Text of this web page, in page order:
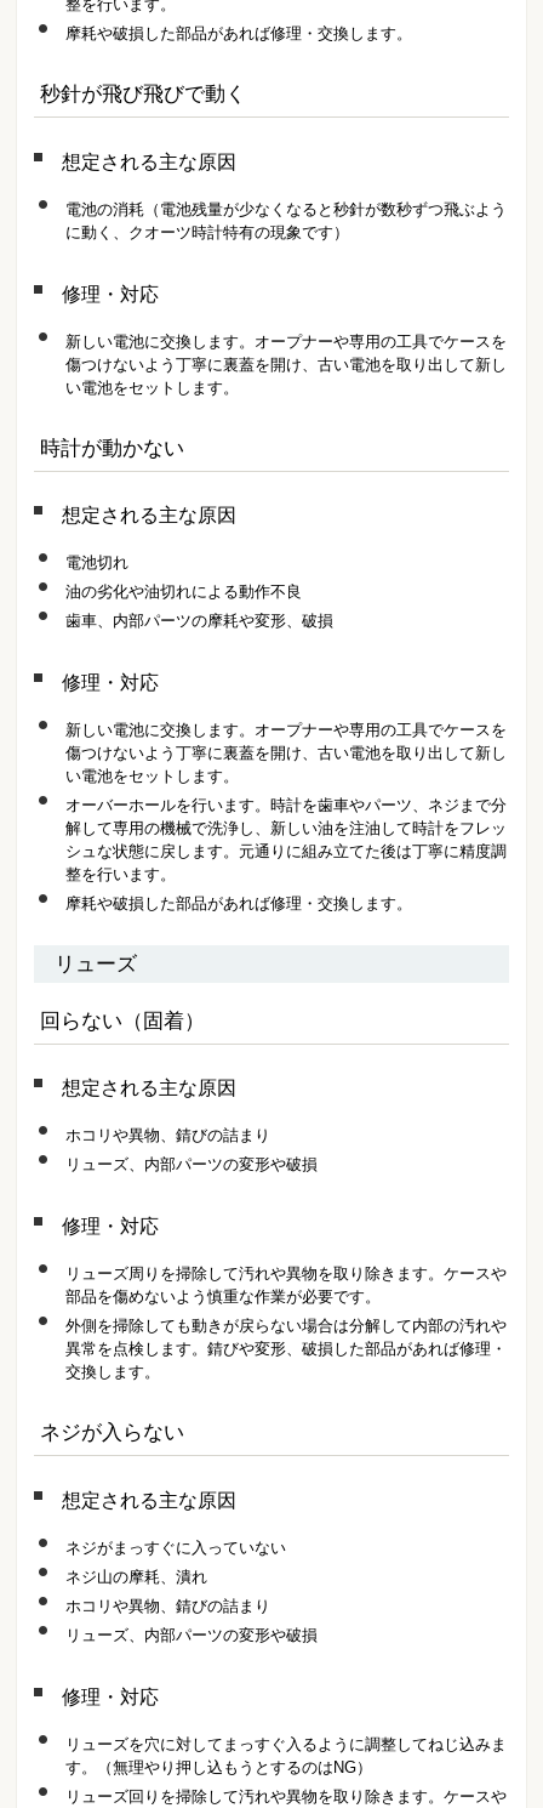
整を行います。
摩耗や破損した部品があれば修理・交換します。
秒針が飛び飛びで動く
想定される主な原因
電池の消耗（電池残量が少なくなると秒針が数秒ずつ飛ぶよう
に動く、クオーツ時計特有の現象です）
修理・対応
新しい電池に交換します。オープナーや専用の工具でケースを
傷つけないよう丁寧に裏蓋を開け、古い電池を取り出して新し
い電池をセットします。
時計が動かない
想定される主な原因
電池切れ
油の劣化や油切れによる動作不良
歯車、内部パーツの摩耗や変形、破損
修理・対応
新しい電池に交換します。オープナーや専用の工具でケースを
傷つけないよう丁寧に裏蓋を開け、古い電池を取り出して新し
い電池をセットします。
オーバーホールを行います。時計を歯車やパーツ、ネジまで分
解して専用の機械で洗浄し、新しい油を注油して時計をフレッ
シュな状態に戻します。元通りに組み立てた後は丁寧に精度調
整を行います。
摩耗や破損した部品があれば修理・交換します。
リューズ
回らない（固着）
想定される主な原因
ホコリや異物、錆びの詰まり
リューズ、内部パーツの変形や破損
修理・対応
リューズ周りを掃除して汚れや異物を取り除きます。ケースや
部品を傷めないよう慎重な作業が必要です。
外側を掃除しても動きが戻らない場合は分解して内部の汚れや
異常を点検します。錆びや変形、破損した部品があれば修理・
交換します。
ネジが入らない
想定される主な原因
ネジがまっすぐに入っていない
ネジ山の摩耗、潰れ
ホコリや異物、錆びの詰まり
リューズ、内部パーツの変形や破損
修理・対応
リューズを穴に対してまっすぐ入るように調整してねじ込みま
す。（無理やり押し込もうとするのはNG）
リューズ回りを掃除して汚れや異物を取り除きます。ケースや